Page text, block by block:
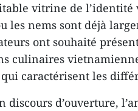
vitrine de l’identité
les nems sont déjà
ont souhaité
culinaires
caractérisent les
discours d’ouverture,